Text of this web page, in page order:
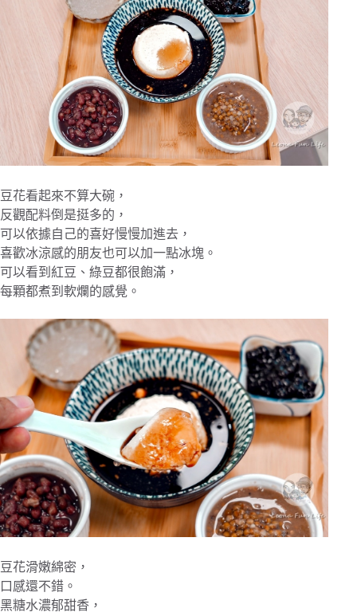
豆花看起來不算大碗，
反觀配料倒是挺多的，
可以依據自己的喜好慢慢加進去，
喜歡冰涼感的朋友也可以加一點冰塊。
可以看到紅豆、綠豆都很飽滿，
每顆都煮到軟爛的感覺。
豆花滑嫩綿密，
口感還不錯。
黑糖水濃郁甜香，